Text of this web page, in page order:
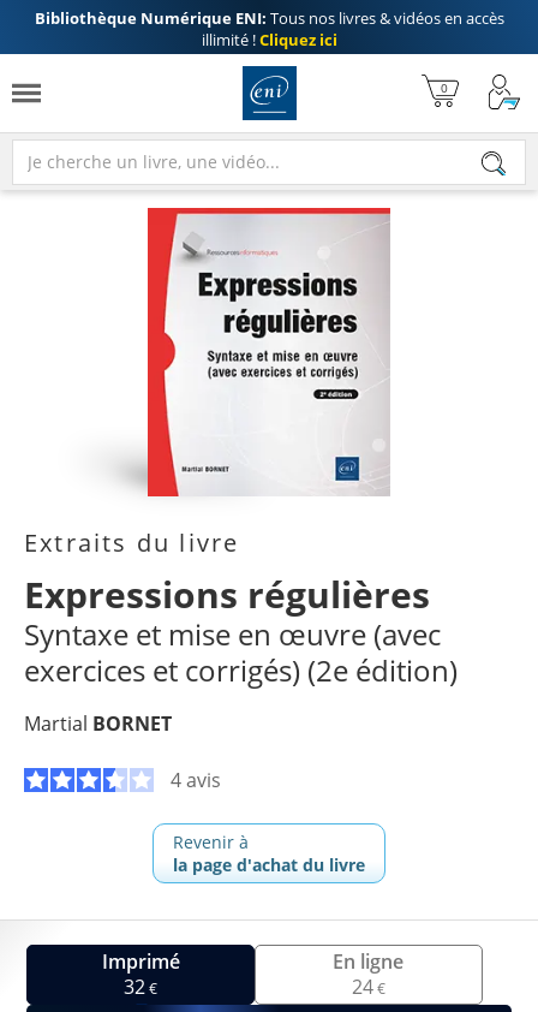
Bibliothèque Numérique ENI: Tous nos livres & vidéos en accès
illimité !Cliquez ici
Extraits du livre
Expressions régulières
Syntaxe et mise en œuvre (avec
exercices et corrigés) (2e édition)
Martial BORNET
4 avis
Revenir à
la page d'achat du livre
Imprimé
32€
En ligne
24€